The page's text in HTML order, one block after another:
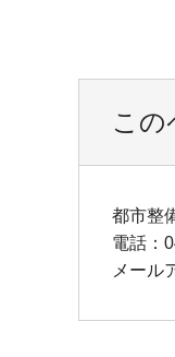
この
都市整
電話：
メール